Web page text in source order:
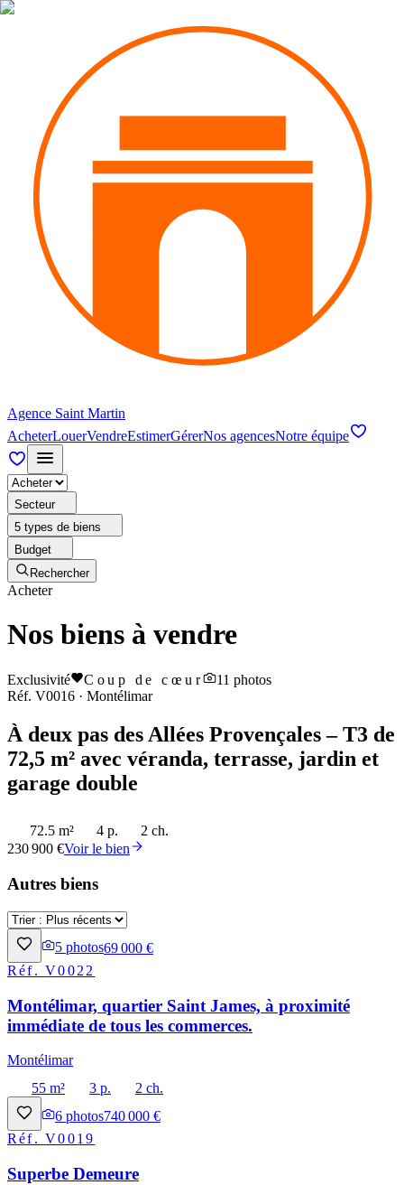
Agence Saint Martin
AcheterLouerVendreEstimerGérerNos agencesNotre équipe
Secteur
5 types de biens
Budget
Rechercher
Acheter
Nos biens à vendre
Exclusivité Coup de cœur 11 photos
Réf. V0016 · Montélimar
À deux pas des Allées Provençales – T3 de
72,5 m² avec véranda, terrasse, jardin et
garage double
72.5 m² 4 p.
2 ch.
230 900 €Voir le bien
Autres biens
5 photos69 000 €
Réf.V0022
Montélimar, quartier Saint James, à proximité
immédiate de tous les commerces.
Montélimar
55 m²
3 p.
2 ch.
6 photos740 000 €
Réf.V0019
Superbe Demeure